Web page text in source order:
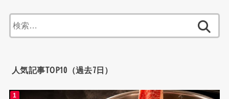
索:
人気記事TOP10（過去7日）